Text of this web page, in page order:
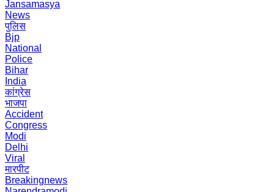
Jansamasya
News
पुलिस
Bjp
National
Police
Bihar
India
कांग्रेस
भाजपा
Accident
Congress
Modi
Delhi
Viral
मारपीट
Breakingnews